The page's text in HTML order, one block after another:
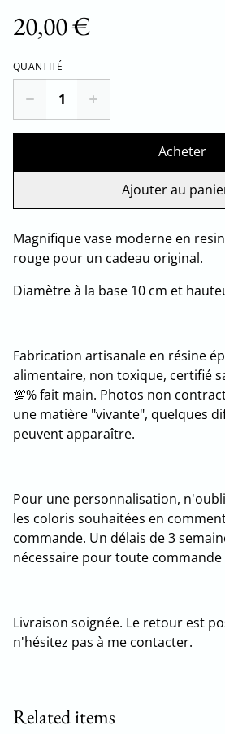
20,00 €
QUANTITÉ
Acheter
Ajouter au
Magnifique vase moderne en
rouge pour un cadeau original.
Diamètre à la base 10 cm et
Fabrication artisanale en résine
alimentaire, non toxique, certifié
💯% fait main. Photos non
une matière "vivante", quelques
peuvent apparaître.
Pour une personnalisation,
les coloris souhaitées en
commande. Un délais de 3
nécessaire pour toute commande
Livraison soignée. Le retour est
n'hésitez pas à me contacter.
Related items